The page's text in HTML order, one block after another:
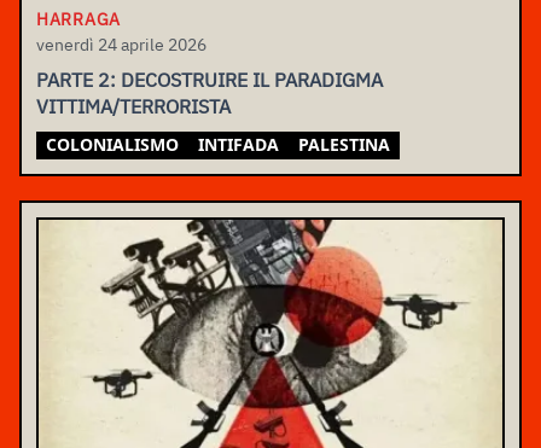
HARRAGA
venerdì 24 aprile 2026
PARTE 2: DECOSTRUIRE IL PARADIGMA
VITTIMA/TERRORISTA
COLONIALISMO INTIFADA PALESTINA